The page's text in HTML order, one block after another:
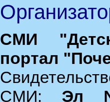
СМИ
портал
СМИ: Эл